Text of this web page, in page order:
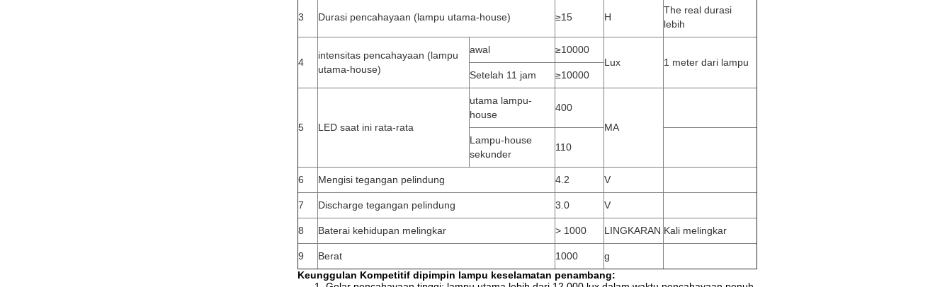
3 Durasi pencahayaan (lampu utama-house) ≥15 H
The real durasi
lebih
4
intensitas pencahayaan (lampu
utama-house)
awal
≥10000
Lux
1 meter dari lampu
Setelah 11 jam
≥10000
5 LED saat ini rata-rata
utama lampu-
house
400
MA
Lampu-house
sekunder
110
6 Mengisi tegangan pelindung 4.2 V
7 Discharge tegangan pelindung 3.0 V
8 Baterai kehidupan melingkar > 1000 LINGKARAN Kali melingkar
9 Berat 1000
g
Keunggulan Kompetitif dipimpin lampu keselamatan penambang: